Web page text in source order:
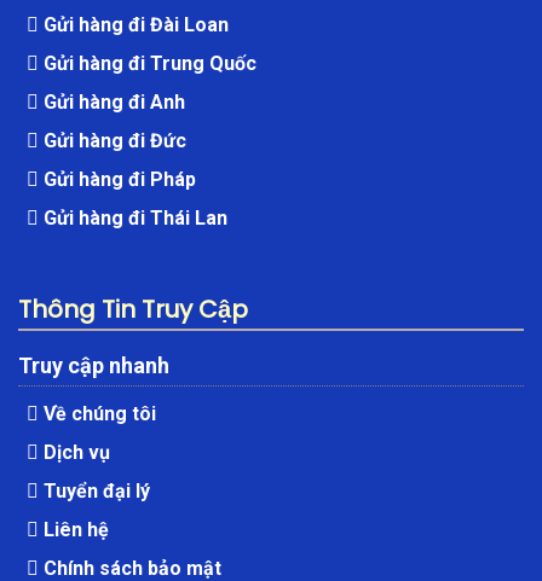
Gửi hàng đi Đài Loan
Gửi hàng đi Trung Quốc
Gửi hàng đi Anh
Gửi hàng đi Đức
Gửi hàng đi Pháp
Gửi hàng đi Thái Lan
Thông Tin Truy Cập
Truy cập nhanh
Về chúng tôi
Dịch vụ
Tuyển đại lý
Liên hệ
Chính sách bảo mật